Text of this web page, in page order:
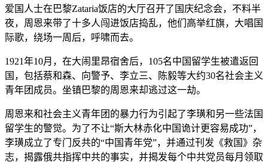
爱国人士在巴黎Zataria饭店的大厅召开了国庆纪念会，不料半
夜，周恩来带了十多人闯进饭店捣乱，他们高举红旗，大唱国
际歌，绕场一周后，呼啸而去。
1921年10月，在大闹里昂宿舍后，105名中国留学生被遣返回
国，包括蔡和森、向警予、李立三、陈毅等大约30名社会主义
青年团成员。坐镇巴黎的周恩来却逃过这一劫。
周恩来和社会主义青年团的暴力行为引起了李璜和另一些法国
留学生的警觉。为了不让“斯大林赤化中国诡计更容易成功”，
李璜成立了专门反共的“中国青年党”，并通过刊发《救国》杂
志，揭露俄共指挥中共的事实，并揭发每个中共党员每月领取